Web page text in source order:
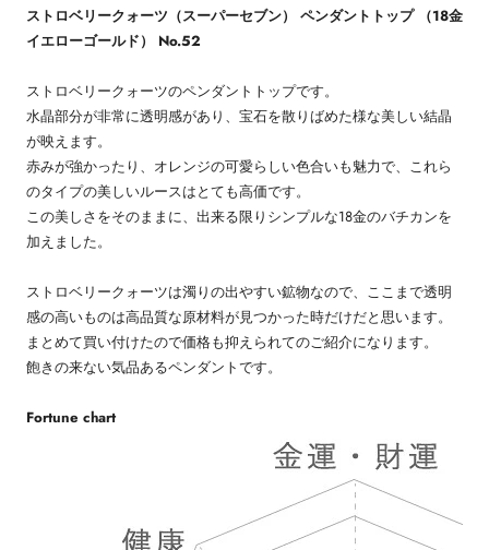
ストロベリークォーツ（スーパーセブン） ペンダントトップ （18金
イエローゴールド） No.52
ストロベリークォーツのペンダントトップです。
水晶部分が非常に透明感があり、宝石を散りばめた様な美しい結晶
が映えます。
赤みが強かったり、オレンジの可愛らしい色合いも魅力で、これら
のタイプの美しいルースはとても高価です。
この美しさをそのままに、出来る限りシンプルな18金のバチカンを
加えました。
ストロベリークォーツは濁りの出やすい鉱物なので、ここまで透明
感の高いものは高品質な原材料が見つかった時だけだと思います。
まとめて買い付けたので価格も抑えられてのご紹介になります。
飽きの来ない気品あるペンダントです。
Fortune chart